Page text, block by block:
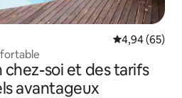
Évaluation
4,94 (65)
soi et des tarifs
avantageux